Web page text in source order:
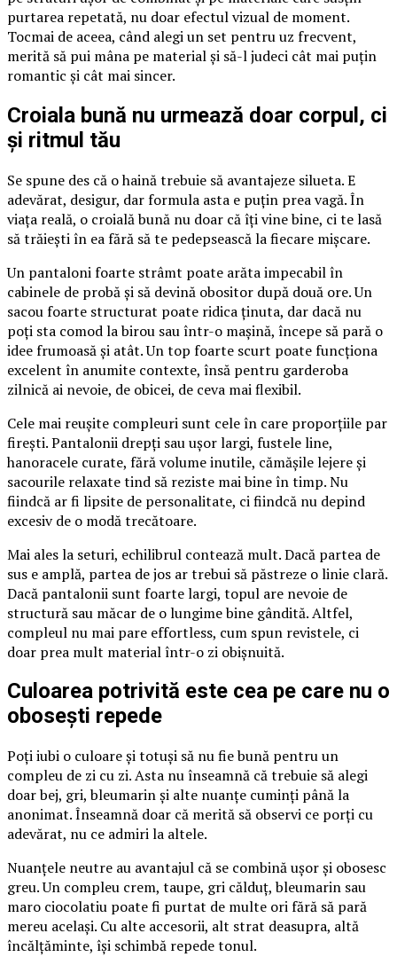
purtarea repetată, nu doar efectul vizual de moment.
Tocmai de aceea, când alegi un set pentru uz frecvent,
merită să pui mâna pe material și să-l judeci cât mai puțin
romantic și cât mai sincer.
Croiala bună nu urmează doar corpul, ci
și ritmul tău
Se spune des că o haină trebuie să avantajeze silueta. E
adevărat, desigur, dar formula asta e puțin prea vagă. În
viața reală, o croială bună nu doar că îți vine bine, ci te lasă
să trăiești în ea fără să te pedepsească la fiecare mișcare.
Un pantaloni foarte strâmt poate arăta impecabil în
cabinele de probă și să devină obositor după două ore. Un
sacou foarte structurat poate ridica ținuta, dar dacă nu
poți sta comod la birou sau într-o mașină, începe să pară o
idee frumoasă și atât. Un top foarte scurt poate funcționa
excelent în anumite contexte, însă pentru garderoba
zilnică ai nevoie, de obicei, de ceva mai flexibil.
Cele mai reușite compleuri sunt cele în care proporțiile par
firești. Pantalonii drepți sau ușor largi, fustele line,
hanoracele curate, fără volume inutile, cămășile lejere și
sacourile relaxate tind să reziste mai bine în timp. Nu
fiindcă ar fi lipsite de personalitate, ci fiindcă nu depind
excesiv de o modă trecătoare.
Mai ales la seturi, echilibrul contează mult. Dacă partea de
sus e amplă, partea de jos ar trebui să păstreze o linie clară.
Dacă pantalonii sunt foarte largi, topul are nevoie de
structură sau măcar de o lungime bine gândită. Altfel,
compleul nu mai pare effortless, cum spun revistele, ci
doar prea mult material într-o zi obișnuită.
Culoarea potrivită este cea pe care nu o
obosești repede
Poți iubi o culoare și totuși să nu fie bună pentru un
compleu de zi cu zi. Asta nu înseamnă că trebuie să alegi
doar bej, gri, bleumarin și alte nuanțe cuminți până la
anonimat. Înseamnă doar că merită să observi ce porți cu
adevărat, nu ce admiri la altele.
Nuanțele neutre au avantajul că se combină ușor și obosesc
greu. Un compleu crem, taupe, gri călduț, bleumarin sau
maro ciocolatiu poate fi purtat de multe ori fără să pară
mereu același. Cu alte accesorii, alt strat deasupra, altă
încălțăminte, își schimbă repede tonul.